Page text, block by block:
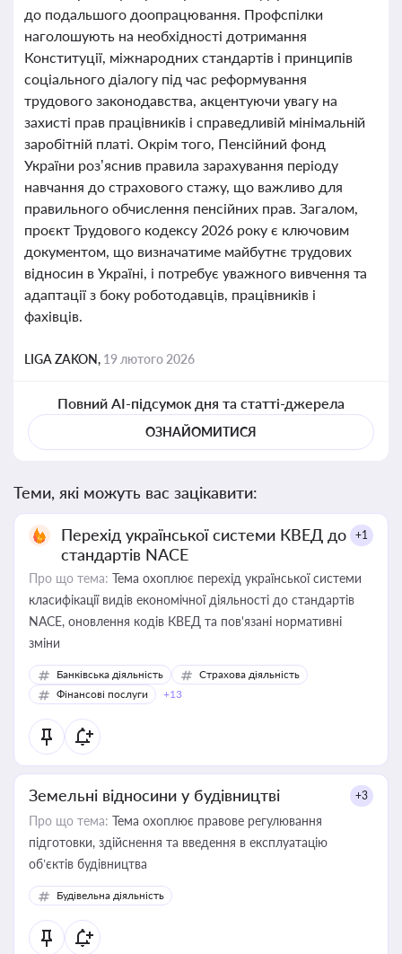
до подальшого доопрацювання. Профспілки
наголошують на необхідності дотримання
Конституції, міжнародних стандартів і принципів
соціального діалогу під час реформування
трудового законодавства, акцентуючи увагу на
захисті прав працівників і справедливій мінімальній
заробітній платі. Окрім того, Пенсійний фонд
України роз’яснив правила зарахування періоду
навчання до страхового стажу, що важливо для
правильного обчислення пенсійних прав. Загалом,
проєкт Трудового кодексу 2026 року є ключовим
документом, що визначатиме майбутнє трудових
відносин в Україні, і потребує уважного вивчення та
адаптації з боку роботодавців, працівників і
фахівців.
LIGA ZAKON, 19 лютого 2026
Повний AI-підсумок дня та статті-джерела
ОЗНАЙОМИТИСЯ
Теми, які можуть вас зацікавити:
Перехід української системи КВЕД до
стандартів NACE
+1
Про що тема: Тема охоплює перехід української системи
класифікації видів економічної діяльності до стандартів
NACE, оновлення кодів КВЕД та пов'язані нормативні
зміни
Банківська діяльність
Страхова діяльність
Фінансові послуги
+13
Земельні відносини у будівництві +3
Про що тема: Тема охоплює правове регулювання
підготовки, здійснення та введення в експлуатацію
об’єктів будівництва
Будівельна діяльність